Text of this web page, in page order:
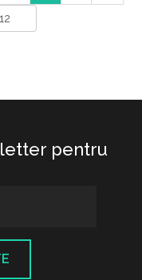
pentru